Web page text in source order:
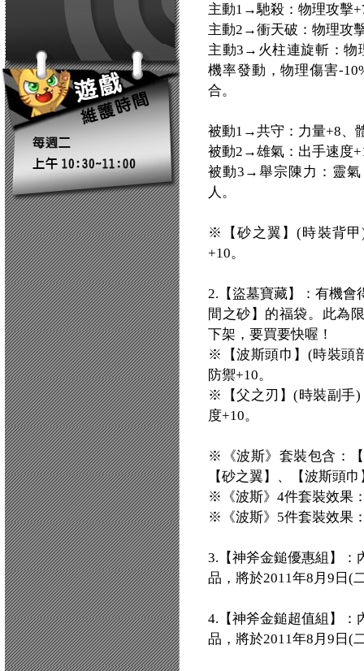
主動1→馳殺：物理攻擊
主動2→衝天破：物理攻
主動3→火柱連旋斬：物
機率發動，物理傷害-
合。
被動1→共守：力量+8、
被動2→雄氣：出手速度
被動3→舉宗陳力：靈氣
人。
※【砂之翼】(時裝背甲
+10。
2.【盜墓寶藏】：有機會
間之砂】的福袋。此為
下架，要買要快喔！
※【波斯頭巾】(時裝頭
防禦+10。
※【父之刃】(時裝副手)
度+10。
※《波斯》套裝包含：
【砂之翼】、【波斯頭
※《波斯》4件套裝效果
※《波斯》5件套裝效果
3.【神斧金鎚優惠組】：
品，將於2011年8月9日(
4.【神斧金鎚超值組】：
品，將於2011年8月9日(